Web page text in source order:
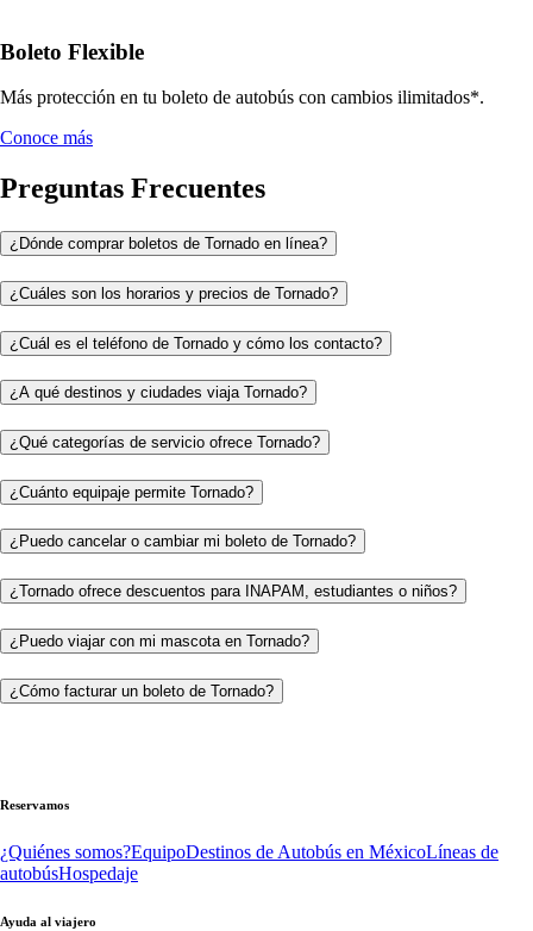
Boleto Flexible
Más protección en tu boleto de autobús con cambios ilimitados*.
Conoce más
Preguntas Frecuentes
¿Dónde comprar boletos de Tornado en línea?
¿Cuáles son los horarios y precios de Tornado?
¿Cuál es el teléfono de Tornado y cómo los contacto?
¿A qué destinos y ciudades viaja Tornado?
¿Qué categorías de servicio ofrece Tornado?
¿Cuánto equipaje permite Tornado?
¿Puedo cancelar o cambiar mi boleto de Tornado?
¿Tornado ofrece descuentos para INAPAM, estudiantes o niños?
¿Puedo viajar con mi mascota en Tornado?
¿Cómo facturar un boleto de Tornado?
Reservamos
¿Quiénes somos?EquipoDestinos de Autobús en MéxicoLíneas de
autobúsHospedaje
Ayuda al viajero